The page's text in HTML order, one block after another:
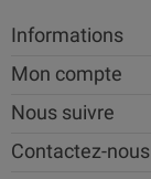
Informations
Mon compte
Nous suivre
Contactez-nous